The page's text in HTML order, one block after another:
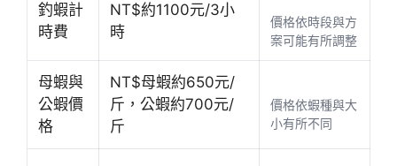
釣蝦計
時費
NT$約1100元/3小
時
價格依時段與方
案可能有所調整
母蝦與
公蝦價
格
NT$母蝦約650元/
斤，公蝦約700元/
斤
價格依蝦種與大
小有所不同